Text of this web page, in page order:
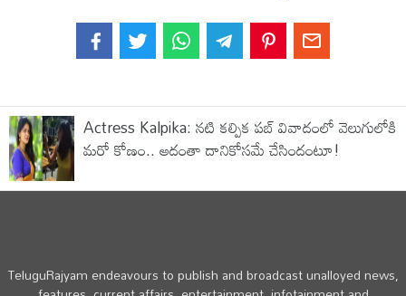
Actress Kalpika: నటి కల్పిక పబ్‌ వివాదంలో వెలుగులోకి
మరో కోణం.. అదంతా దానికోసమే చేసిందంటూ!
TeluguRajyam endeavours to publish and broadcast unalloyed news,